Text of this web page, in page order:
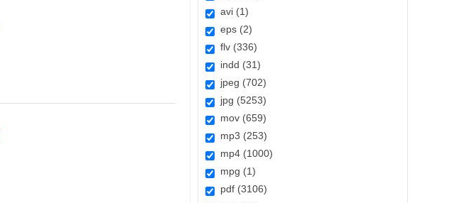
avi (1)
eps (2)
flv (336)
indd (31)
jpeg (702)
jpg (5253)
mov (659)
mp3 (253)
mp4 (1000)
mpg (1)
pdf (3106)